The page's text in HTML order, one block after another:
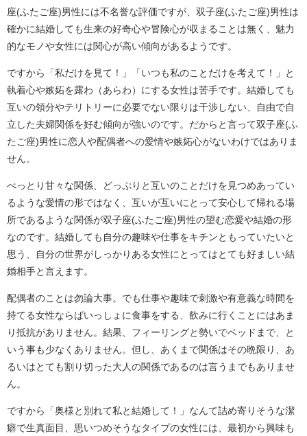
座(ふたご座)男性には不名誉な評価ですが、双子座(ふたご座)男性は
確かに結婚しても生来の好奇心や冒険心が収まることは無く、魅力
的なモノや女性には関心が高い傾向があるようです。
ですから「私だけを見て！」「いつも私のことだけを考えて！」と
執着心や嫉妬を露わ（あらわ）にする女性は苦手です。結婚しても
互いの領分やテリトリーに必要でない限りは干渉しない、自由で自
立した夫婦関係を好む傾向が強いのです。だからと言って双子座(ふ
たご座)男性に恋人や配偶者への愛情や嫉妬心がないわけではありま
せん。
べっとり甘々な関係、どっぷりと互いのことだけを見つめあってい
るような愛情の形ではなく、互いが互いにとって安心して帰れる場
所であるような関係が双子座(ふたご座)男性の望む恋愛や結婚の形
なのです。結婚しても自分の趣味や仕事をキチンともっていたいと
思う、自分の世界がしっかりある女性にとってはとても好ましい結
婚相手と言えます。
配偶者のことは勿論大事。でも仕事や趣味で刺激や有意義な時間を
持てる女性ならばいっしょに食事をする、飲みに行くことにはあま
り抵抗がありません。結果、フィーリングと勢いでベッドまで、と
いう事も少なくありません。但し、あくまで関係はその晩限り、あ
るいはとても割り切った大人の関係であるのは言うまでもありませ
ん。
ですから「奥様と別れて私と結婚して！」なんて詰め寄りそうな潔
癖で生真面目、思いつめそうなタイプの女性には、最初から興味も